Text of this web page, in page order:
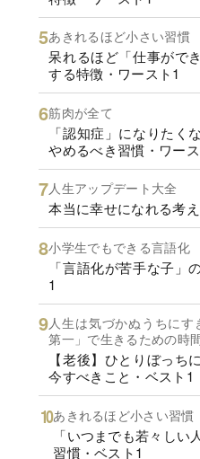
あきれるほど小さい習慣
呆れるほど「仕事がで
する特徴・ワースト1
筋肉が全て
「認知症」になりたく
やめるべき習慣・ワー
人生アップデート大全
本当に幸せになれる考
小学生でもできる言語化
「言語化が苦手な子」
1
人生は気づかぬうちにす
第一」で生きるための時
【老後】ひとりぼっち
今すべきこと・ベスト1
あきれるほど小さい習慣
「いつまでも若々しい
習慣・ベスト1